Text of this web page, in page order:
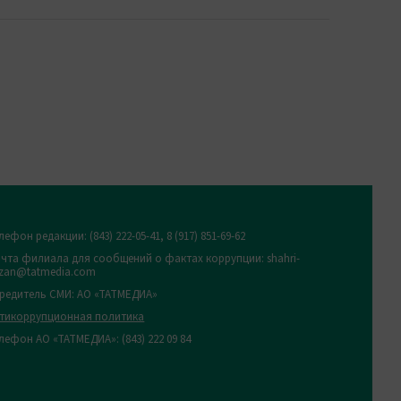
редакции: (843) 222-05-41, 8 (917) 851-69-62
филиала для сообщений о фактах коррупции: shahri-
СМИ: АО «ТАТМЕДИА»
политика
АО «ТАТМЕДИА»: (843) 222 09 84